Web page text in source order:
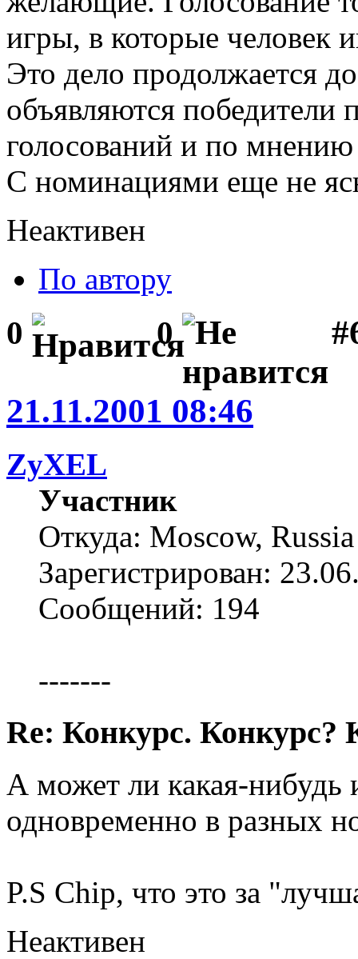
игры, в которые человек
Это дело продолжается
объявляются победители
голосований и по мнению
С номинациями еще не
Неактивен
По автору
0 0
21.11.2001 08:46
ZyXEL
Участник
Откуда: Moscow, Russia
Зарегистрирован:
Сообщений: 194
-------
Re: Конкурс. Конкурс?
А может ли какая-нибудь
одновременно в разных
P.S Chip, что это за
Неактивен